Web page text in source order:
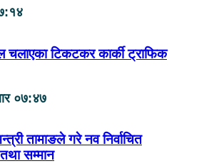
चलाएका टिकटकर कार्की ट्राफिक
०७:४७
तामाङले गरे नव निर्वाचित
सम्मान